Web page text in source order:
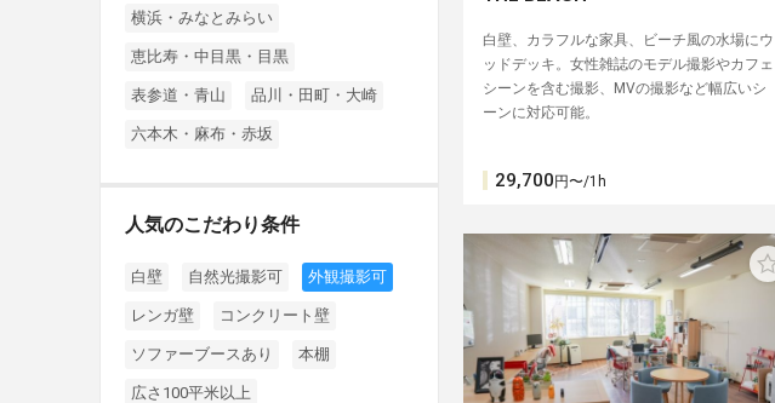
白壁、カラフルな家具、ビーチ風の水場にウ
ッドデッキ。女性雑誌のモデル撮影やカフェ
シーンを含む撮影、MVの撮影など幅広いシ
ーンに対応可能。
29,700 円〜/1h
横浜・みなとみらい
恵比寿・中目黒・目黒
表参道・青山 品川・田町・大崎
六本木・麻布・赤坂
人気のこだわり条件
白壁 自然光撮影可 外観撮影可
レンガ壁 コンクリート壁
ソファーブースあり 本棚
広さ100平米以上